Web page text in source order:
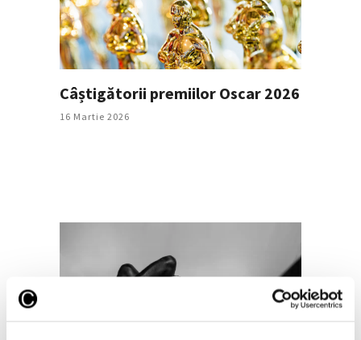
Câștigătorii premiilor Oscar 2026
16 Martie 2026